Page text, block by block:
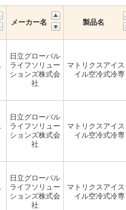
メーカー名 製品名
日立グローバル
ライフソリュー
ションズ株式会
社
マトリクスアイ
イル空冷式冷専
日立グローバル
ライフソリュー
ションズ株式会
社
マトリクスアイ
イル空冷式冷専
日立グローバル
ライフソリュー
ションズ株式会
社
マトリクスアイ
イル空冷式冷専